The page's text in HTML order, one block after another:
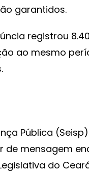
garantidos.
registrou
ao mesmo
Pública
de mensagem
do